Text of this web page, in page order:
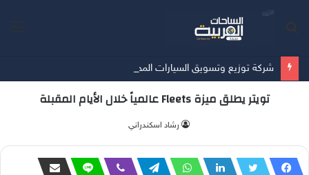
تويتر يطلق ميزة Fleets عالمياً خلال الأيام المقبلة
‫رشاد اسكندراني